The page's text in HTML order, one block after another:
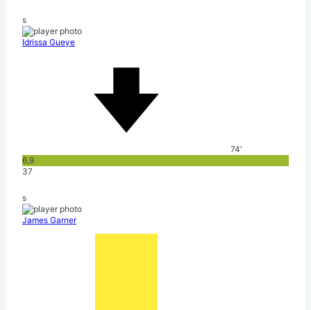
s
Idrissa Gueye
74'
6,9
37
s
James Garner